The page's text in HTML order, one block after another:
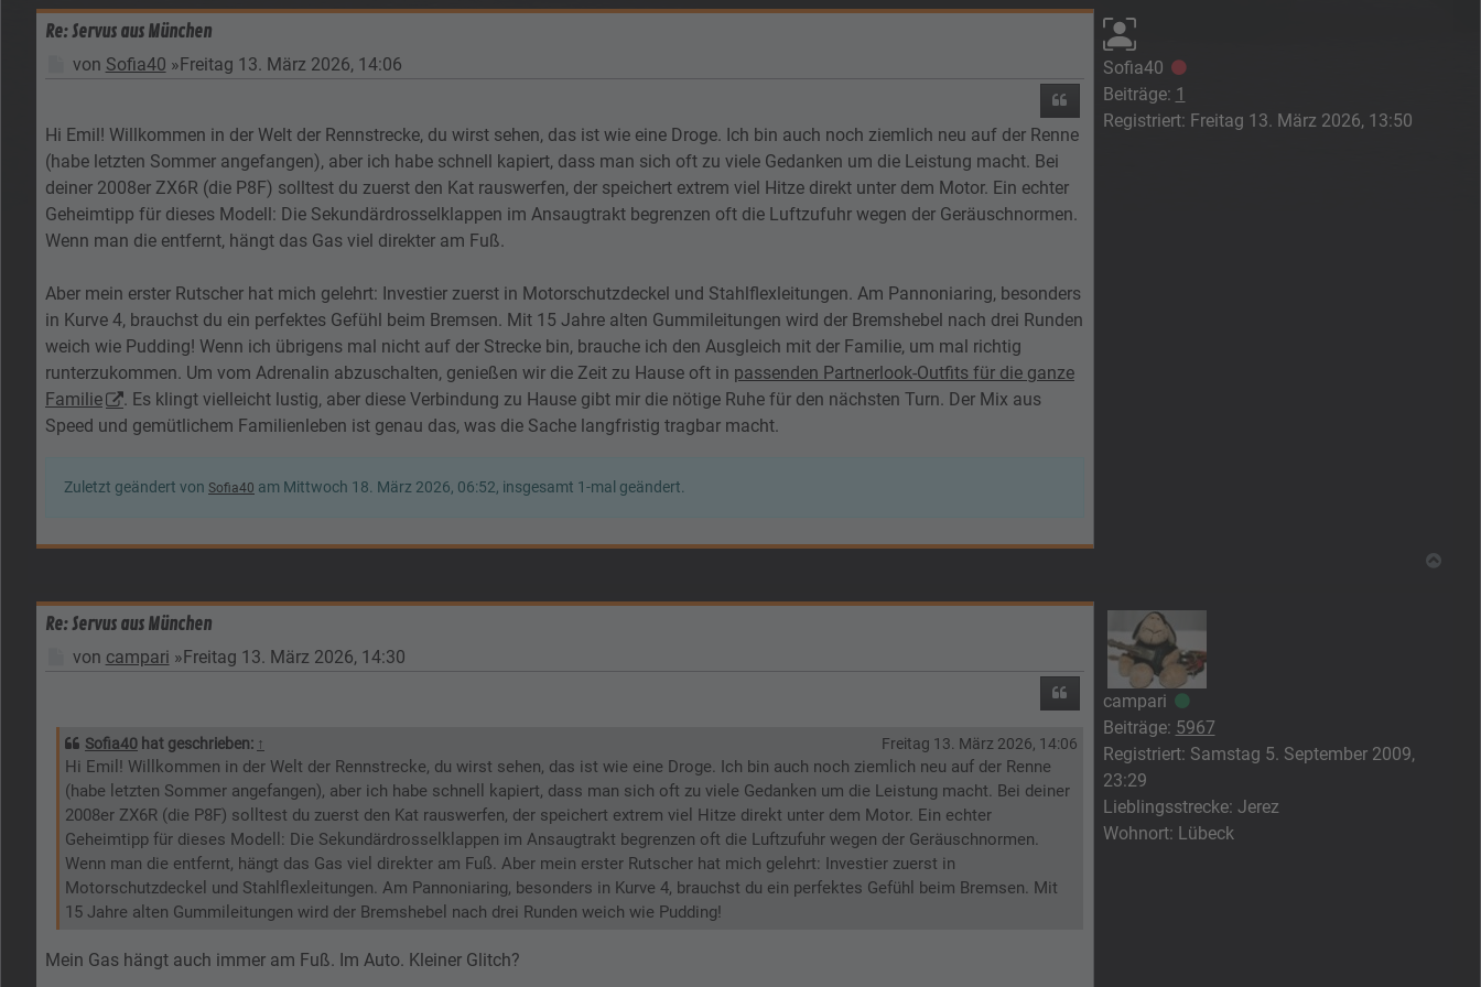
Sofia40 Offline
Beiträge: 1
Registriert: Freitag 13. März 2026, 13:50
Re: Servus aus München
Beitrag
von Sofia40 »Freitag 13. März 2026, 14:06
Zitieren
Hi Emil! Willkommen in der Welt der Rennstrecke, du wirst sehen, das ist wie eine Droge. Ich bin auch noch ziemlich neu auf der Renne
(habe letzten Sommer angefangen), aber ich habe schnell kapiert, dass man sich oft zu viele Gedanken um die Leistung macht. Bei
deiner 2008er ZX6R (die P8F) solltest du zuerst den Kat rauswerfen, der speichert extrem viel Hitze direkt unter dem Motor. Ein echter
Geheimtipp für dieses Modell: Die Sekundärdrosselklappen im Ansaugtrakt begrenzen oft die Luftzufuhr wegen der Geräuschnormen.
Wenn man die entfernt, hängt das Gas viel direkter am Fuß.
Aber mein erster Rutscher hat mich gelehrt: Investier zuerst in Motorschutzdeckel und Stahlflexleitungen. Am Pannoniaring, besonders
in Kurve 4, brauchst du ein perfektes Gefühl beim Bremsen. Mit 15 Jahre alten Gummileitungen wird der Bremshebel nach drei Runden
weich wie Pudding! Wenn ich übrigens mal nicht auf der Strecke bin, brauche ich den Ausgleich mit der Familie, um mal richtig
runterzukommen. Um vom Adrenalin abzuschalten, genießen wir die Zeit zu Hause oft in passenden Partnerlook-Outfits für die ganze
Familie
. Es klingt vielleicht lustig, aber diese Verbindung zu Hause gibt mir die nötige Ruhe für den nächsten Turn. Der Mix aus
Speed und gemütlichem Familienleben ist genau das, was die Sache langfristig tragbar macht.
Zuletzt geändert von Sofia40 am Mittwoch 18. März 2026, 06:52, insgesamt 1-mal geändert.
campari Online
Beiträge: 5967
Registriert: Samstag 5. September 2009,
23:29
Lieblingsstrecke: Jerez
Wohnort: Lübeck
Re: Servus aus München
Beitrag
von campari » Freitag 13. März 2026, 14:30
Zitieren
Sofia40 hat geschrieben: ↑ Freitag 13. März 2026, 14:06
Hi Emil! Willkommen in der Welt der Rennstrecke, du wirst sehen, das ist wie eine Droge. Ich bin auch noch ziemlich neu auf der Renne
(habe letzten Sommer angefangen), aber ich habe schnell kapiert, dass man sich oft zu viele Gedanken um die Leistung macht. Bei deiner
2008er ZX6R (die P8F) solltest du zuerst den Kat rauswerfen, der speichert extrem viel Hitze direkt unter dem Motor. Ein echter
Geheimtipp für dieses Modell: Die Sekundärdrosselklappen im Ansaugtrakt begrenzen oft die Luftzufuhr wegen der Geräuschnormen.
Wenn man die entfernt, hängt das Gas viel direkter am Fuß. Aber mein erster Rutscher hat mich gelehrt: Investier zuerst in
Motorschutzdeckel und Stahlflexleitungen. Am Pannoniaring, besonders in Kurve 4, brauchst du ein perfektes Gefühl beim Bremsen. Mit
15 Jahre alten Gummileitungen wird der Bremshebel nach drei Runden weich wie Pudding!
Mein Gas hängt auch immer am Fuß. Im Auto. Kleiner Glitch?